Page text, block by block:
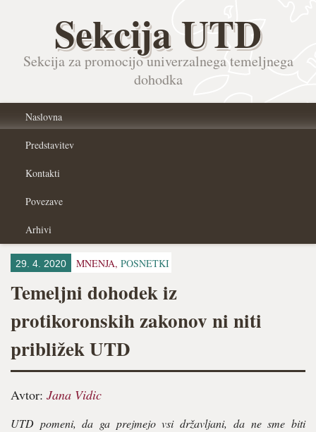
Sekcija UTD
Sekcija za promocijo univerzalnega temeljnega
dohodka
Naslovna
Predstavitev
Kontakti
Povezave
Arhivi
29. 4. 2020 MNENJA, POSNETKI
Temeljni dohodek iz
protikoronskih zakonov ni niti
približek UTD
Avtor: Jana Vidic
UTD pomeni, da ga prejmejo vsi državljani, da ne sme biti